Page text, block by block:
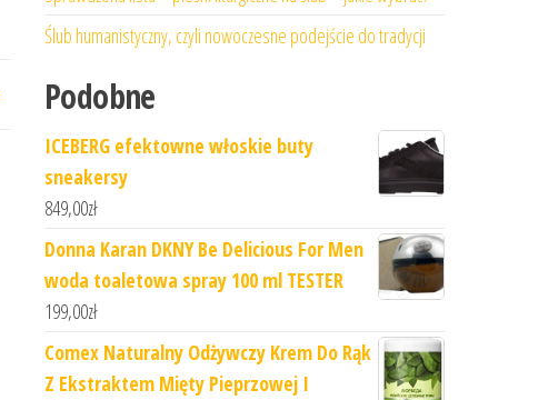
Ślub humanistyczny, czyli nowoczesne podejście do tradycji
Podobne
ICEBERG efektowne włoskie buty
sneakersy
849,00zł
Donna Karan DKNY Be Delicious For Men
woda toaletowa spray 100 ml TESTER
199,00zł
Comex Naturalny Odżywczy Krem Do Rąk
Z Ekstraktem Mięty Pieprzowej I